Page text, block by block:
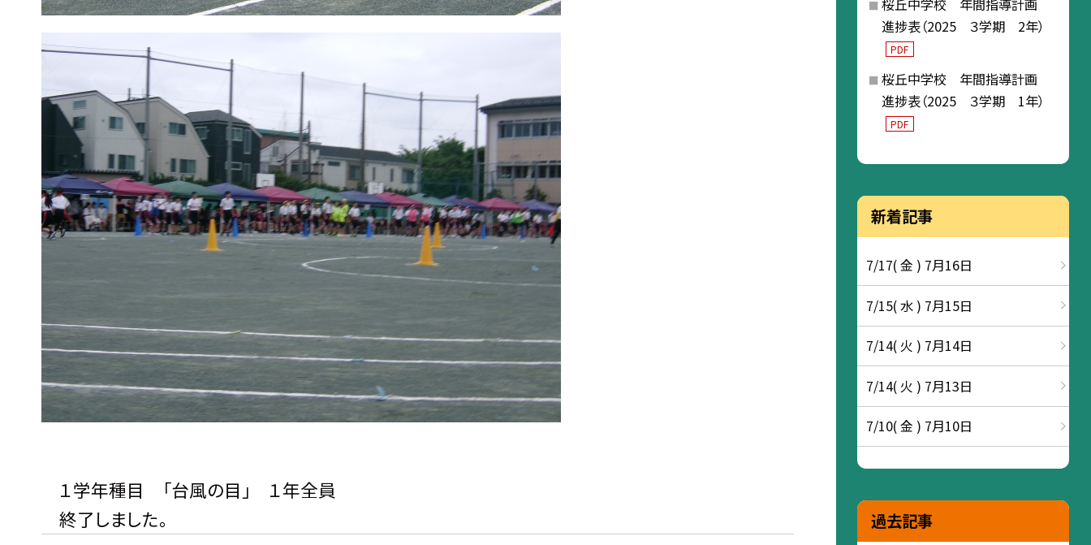
１学年種目 「台風の目」 １年全員
終了しました。
桜丘中学校 年間指導計画
進捗表（2025 ３学期 2年）
PDF
桜丘中学校 年間指導計画
進捗表（2025 ３学期 1年）
PDF
新着記事
7/17( 金 ) 7月16日
7/15( 水 ) 7月15日
7/14( 火 ) 7月14日
7/14( 火 ) 7月13日
7/10( 金 ) 7月10日
過去記事